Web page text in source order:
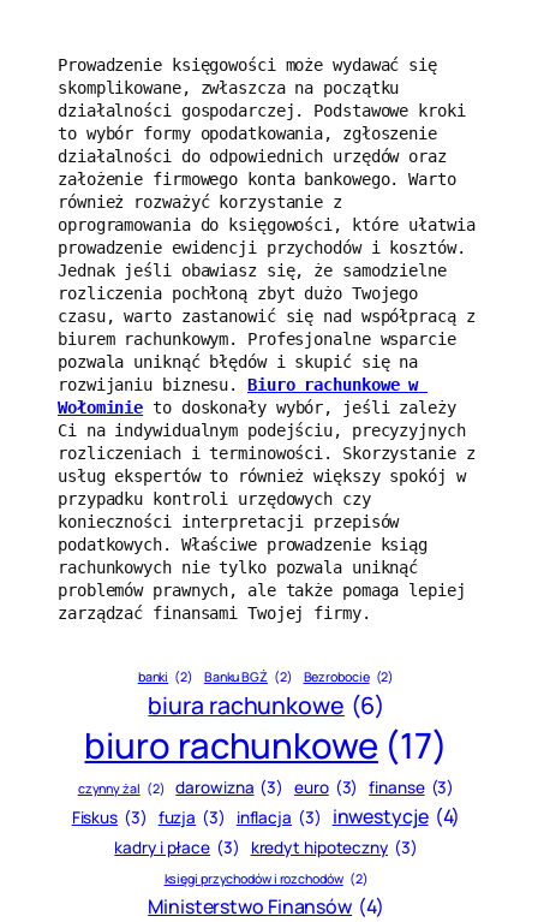
Prowadzenie księgowości może wydawać się
skomplikowane, zwłaszcza na początku
działalności gospodarczej. Podstawowe kroki
to wybór formy opodatkowania, zgłoszenie
działalności do odpowiednich urzędów oraz
założenie firmowego konta bankowego. Warto
również rozważyć korzystanie z
oprogramowania do księgowości, które ułatwia
prowadzenie ewidencji przychodów i kosztów.
Jednak jeśli obawiasz się, że samodzielne
rozliczenia pochłoną zbyt dużo Twojego
czasu, warto zastanowić się nad współpracą z
biurem rachunkowym. Profesjonalne wsparcie
pozwala uniknąć błędów i skupić się na
rozwijaniu biznesu. Biuro rachunkowe w
Wołominie to doskonały wybór, jeśli zależy
Ci na indywidualnym podejściu, precyzyjnych
rozliczeniach i terminowości. Skorzystanie z
usług ekspertów to również większy spokój w
przypadku kontroli urzędowych czy
konieczności interpretacji przepisów
podatkowych. Właściwe prowadzenie ksiąg
rachunkowych nie tylko pozwala uniknąć
problemów prawnych, ale także pomaga lepiej
zarządzać finansami Twojej firmy.
banki (2) Banku BGŻ (2) Bezrobocie (2)
biura rachunkowe (6)
biuro rachunkowe (17)
czynny żal (2) darowizna (3) euro (3) finanse (3)
Fiskus (3) fuzja (3) inflacja (3) inwestycje (4)
kadry i płace (3) kredyt hipoteczny (3)
księgi przychodów i rozchodów (2)
Ministerstwo Finansów (4)